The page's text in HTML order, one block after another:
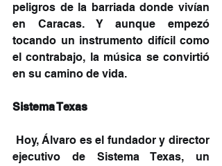
peligros de la barriada donde vivían
en Caracas. Y aunque empezó
tocando un instrumento difícil como
el contrabajo, la música se convirtió
en su camino de vida.
Sistema Texas
ejecutivo de Sistema Texas, un